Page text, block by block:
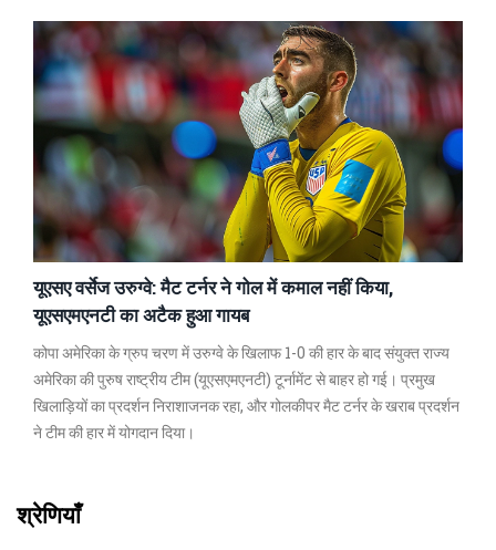
यूएसए वर्सेज उरुग्वे: मैट टर्नर ने गोल में कमाल नहीं किया,
यूएसएमएनटी का अटैक हुआ गायब
कोपा अमेरिका के ग्रुप चरण में उरुग्वे के खिलाफ 1-0 की हार के बाद संयुक्त राज्य
अमेरिका की पुरुष राष्ट्रीय टीम (यूएसएमएनटी) टूर्नामेंट से बाहर हो गई। प्रमुख
खिलाड़ियों का प्रदर्शन निराशाजनक रहा, और गोलकीपर मैट टर्नर के खराब प्रदर्शन
ने टीम की हार में योगदान दिया।
श्रेणियाँ